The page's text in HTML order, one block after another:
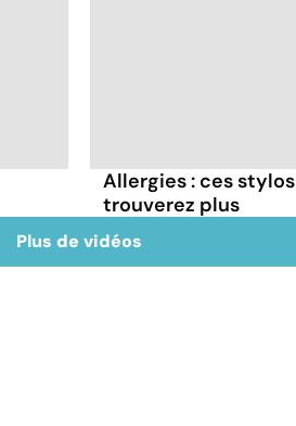
Allergies : ces
trouverez plus
Plus de vidéos